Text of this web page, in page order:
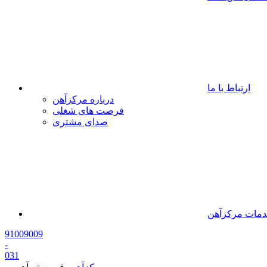
ارتباط با ما
درباره مرکزآهن
فرصت های شغلی
صدای مشتری
مرکزآهن
91009009
-
031